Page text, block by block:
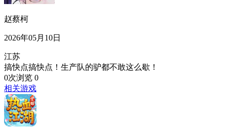
赵蔡柯
2026年05月10日
江苏
搞快点搞快点！生产队的驴都不敢这么歇！
0次浏览 0
相关游戏